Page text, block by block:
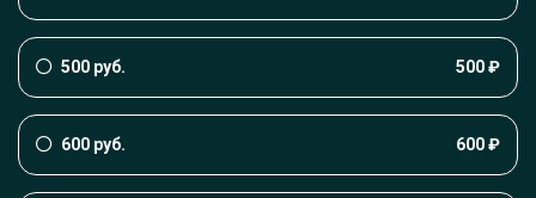
500 руб. 500 ₽
600 руб. 600 ₽